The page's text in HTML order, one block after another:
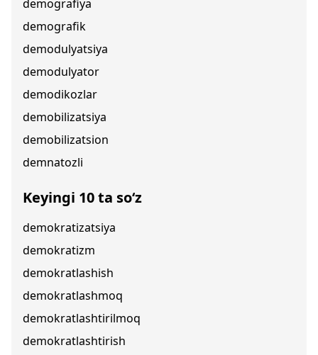
demografiya
demografik
demodulyatsiya
demodulyator
demodikozlar
demobilizatsiya
demobilizatsion
demnatozli
Keyingi 10 ta so‘z
demokratizatsiya
demokratizm
demokratlashish
demokratlashmoq
demokratlashtirilmoq
demokratlashtirish